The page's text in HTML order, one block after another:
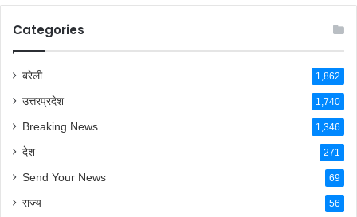
Categories
बरेली 1,862
उत्तरप्रदेश 1,740
Breaking News 1,346
देश 271
Send Your News 69
राज्य 56